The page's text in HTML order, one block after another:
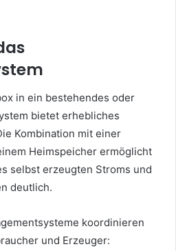
in ein bestehendes oder
bietet erhebliches
Kombination mit einer
Heimspeicher ermöglicht
selbst erzeugten Stroms und
deutlich.
koordinieren
und Erzeuger: